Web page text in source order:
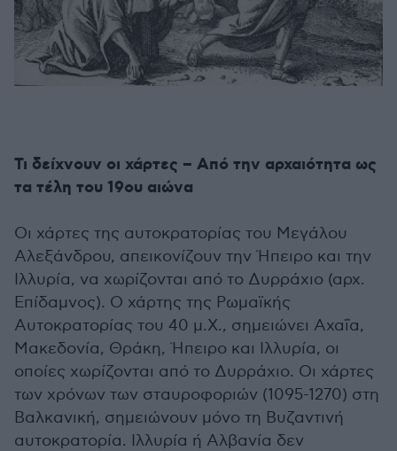
Τι δείχνουν οι χάρτες – Από την αρχαιότητα ως
τα τέλη του 19ου αιώνα
Οι χάρτες της αυτοκρατορίας του Μεγάλου
Αλεξάνδρου, απεικονίζουν την Ήπειρο και την
Ιλλυρία, να χωρίζονται από το Δυρράχιο (αρχ.
Επίδαμνος). Ο χάρτης της Ρωμαϊκής
Αυτοκρατορίας του 40 μ.Χ., σημειώνει Αχαΐα,
Μακεδονία, Θράκη, Ήπειρο και Ιλλυρία, οι
οποίες χωρίζονται από το Δυρράχιο. Οι χάρτες
των χρόνων των σταυροφοριών (1095-1270) στη
Βαλκανική, σημειώνουν μόνο τη Βυζαντινή
αυτοκρατορία. Ιλλυρία ή Αλβανία δεν